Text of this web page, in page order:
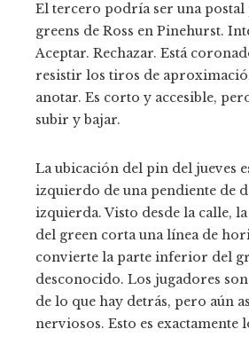
El tercero podría ser una postal
greens de Ross en Pinehurst.
Aceptar. Rechazar. Está
resistir los tiros de
anotar. Es corto y accesible,
subir y bajar.
La ubicación del pin del jueves
izquierdo de una pendiente de
izquierda. Visto desde la calle,
del green corta una línea de
convierte la parte inferior del
desconocido. Los jugadores
de lo que hay detrás, pero aún
nerviosos. Esto es exactamente